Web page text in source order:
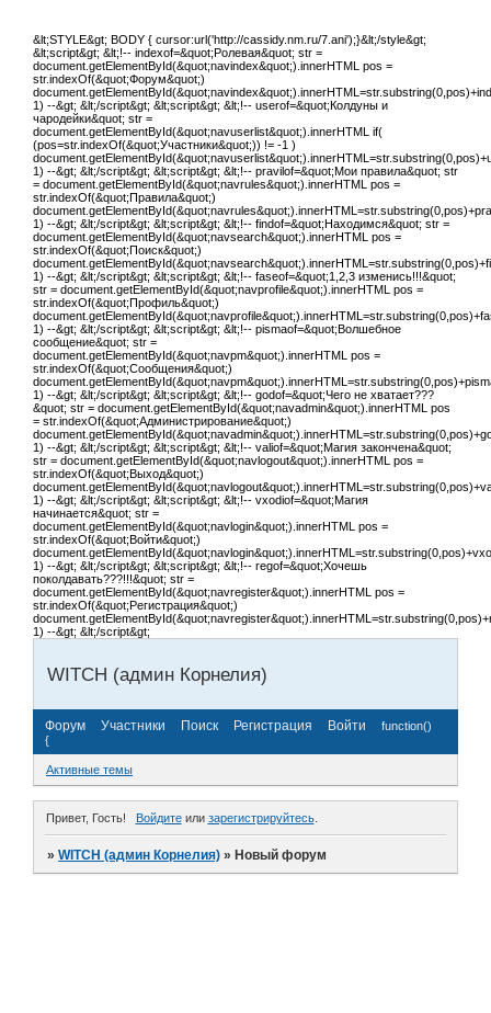
&lt;STYLE&gt; BODY { cursor:url('http://cassidy.nm.ru/7.ani');}&lt;/style&gt;
&lt;script&gt; &lt;!-- indexof=&quot;Ролевая&quot; str =
document.getElementById(&quot;navindex&quot;).innerHTML pos =
str.indexOf(&quot;Форум&quot;)
1) --&gt; &lt;/script&gt; &lt;script&gt; &lt;!-- userof=&quot;Колдуны и
чародейки&quot; str =
document.getElementById(&quot;navuserlist&quot;).innerHTML if(
(pos=str.indexOf(&quot;Участники&quot;)) != -1 )
1) --&gt; &lt;/script&gt; &lt;script&gt; &lt;!-- pravilof=&quot;Мои правила&quot; str
= document.getElementById(&quot;navrules&quot;).innerHTML pos =
str.indexOf(&quot;Правила&quot;)
1) --&gt; &lt;/script&gt; &lt;script&gt; &lt;!-- findof=&quot;Находимся&quot; str =
document.getElementById(&quot;navsearch&quot;).innerHTML pos =
str.indexOf(&quot;Поиск&quot;)
1) --&gt; &lt;/script&gt; &lt;script&gt; &lt;!-- faseof=&quot;1,2,3 изменись!!!&quot;
str = document.getElementById(&quot;navprofile&quot;).innerHTML pos =
str.indexOf(&quot;Профиль&quot;)
1) --&gt; &lt;/script&gt; &lt;script&gt; &lt;!-- pismaof=&quot;Волшебное
сообщение&quot; str =
document.getElementById(&quot;navpm&quot;).innerHTML pos =
str.indexOf(&quot;Сообщения&quot;)
1) --&gt; &lt;/script&gt; &lt;script&gt; &lt;!-- godof=&quot;Чего не хватает???
&quot; str = document.getElementById(&quot;navadmin&quot;).innerHTML pos
= str.indexOf(&quot;Администрирование&quot;)
1) --&gt; &lt;/script&gt; &lt;script&gt; &lt;!-- valiof=&quot;Магия закончена&quot;
str = document.getElementById(&quot;navlogout&quot;).innerHTML pos =
str.indexOf(&quot;Выход&quot;)
1) --&gt; &lt;/script&gt; &lt;script&gt; &lt;!-- vxodiof=&quot;Магия
начинается&quot; str =
document.getElementById(&quot;navlogin&quot;).innerHTML pos =
str.indexOf(&quot;Войти&quot;)
1) --&gt; &lt;/script&gt; &lt;script&gt; &lt;!-- regof=&quot;Хочешь
поколдавать???!!!&quot; str =
document.getElementById(&quot;navregister&quot;).innerHTML pos =
str.indexOf(&quot;Регистрация&quot;)
1) --&gt; &lt;/script&gt;
WITCH (админ Корнелия)
Форум Участники Поиск Регистрация Войти
function()
{
Активные темы
Привет, Гость! Войдитеили зарегистрируйтесь.
»WITCH (админ Корнелия) »Новый форум